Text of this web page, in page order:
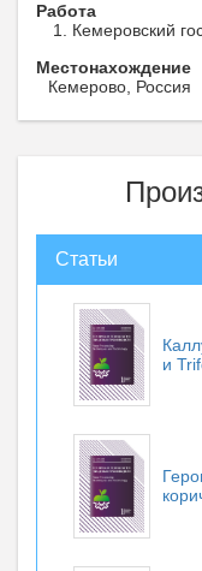
Работа
Кемеровский
Местонахождение
Кемерово, Россия
Статьи
и